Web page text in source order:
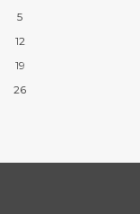
5
12
19
26